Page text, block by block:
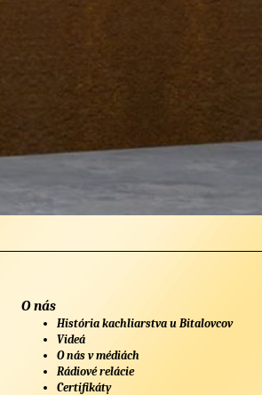
O nás
História kachliarstva u Bitalovcov
Videá
O nás v médiách
Rádiové relácie
Certifikáty